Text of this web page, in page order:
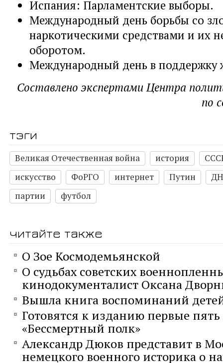
Испания: Парламентские выборы.
Международный день борьбы со
наркотическими средствами и их
оборотом.
Международный день в поддержку
Составлено экспертами Центра
по
тэги
Великая Отечественная война история
искусство
ФоРГО интернет Путин
партии
футбол
читайте также
О Зое Космодемьянской
О судьбах советских
кинодокументалист Оксана
Вышла книга воспоминаний
Готовятся к изданию первые
«Бессмертный полк»
Александр Дюков представит в
немецкого военного историка о